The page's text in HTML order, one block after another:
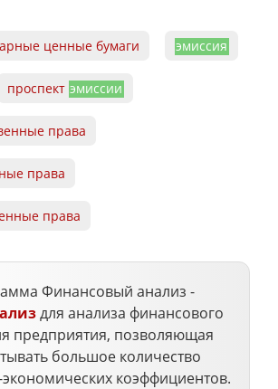
ценные бумаги эмиссия
проспект эмиссии
права
права
права
Финансовый анализ -
для анализа финансового
предприятия, позволяющая
большое количество
коэффициентов.